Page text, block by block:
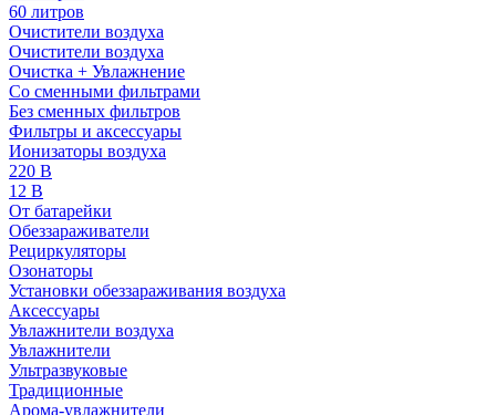
60 литров
Очистители воздуха
Очистители воздуха
Очистка + Увлажнение
Cо сменными фильтрами
Без сменных фильтров
Фильтры и аксессуары
Ионизаторы воздуха
220 В
12 В
От батарейки
Обеззараживатели
Рециркуляторы
Озонаторы
Установки обеззараживания воздуха
Аксессуары
Увлажнители воздуха
Увлажнители
Ультразвуковые
Традиционные
Арома-увлажнители